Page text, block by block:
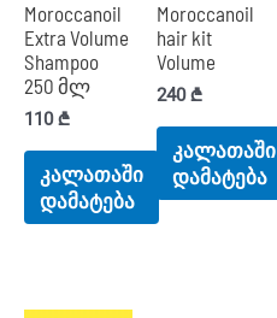
Moroccanoil
Extra Volume
Shampoo
250 მლ
110₾
კალათაში
დამატება
Moroccanoil
hair kit
Volume
240₾
კალათაში
დამატება